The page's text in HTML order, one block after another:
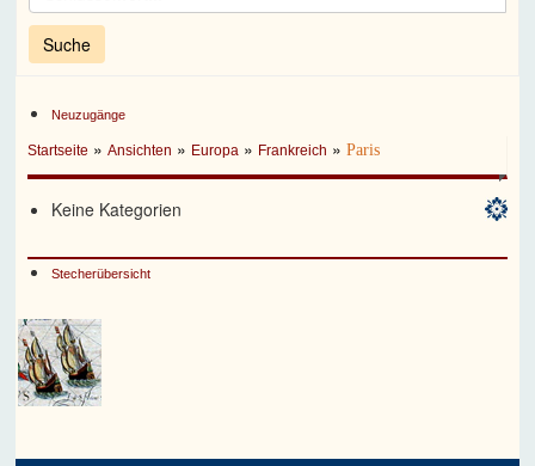
Neuzugänge
Startseite »Ansichten » Europa » Frankreich »Paris
Keine Kategorien
Stecherübersicht